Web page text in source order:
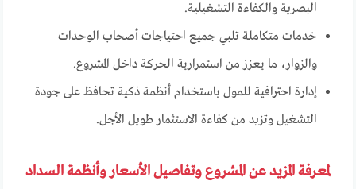
البصرية والكفاءة التشغيلية.
خدمات متكاملة تلبي جميع احتياجات أصحاب الوحدات
والزوار، ما يعزز من استمرارية الحركة داخل المشروع.
إدارة احترافية للمول باستخدام أنظمة ذكية تحافظ على جودة
التشغيل وتزيد من كفاءة الاستثمار طويل الأجل.
لمعرفة المزيد عن المشروع وتفاصيل الأسعار وأنظمة السداد